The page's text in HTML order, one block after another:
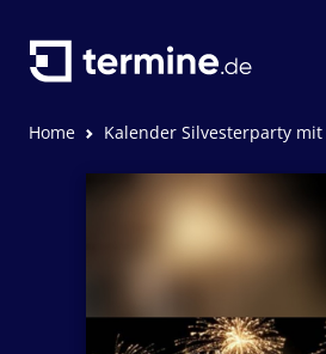
Home Kalender Silvesterparty mit